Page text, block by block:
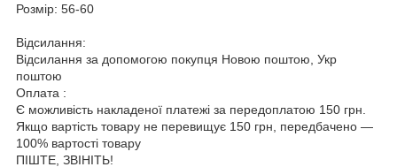
Розмір: 56-60
Відсилання:
Відсилання за допомогою покупця Новою поштою, Укр
поштою
Оплата :
Є можливість накладеної платежі за передоплатою 150 грн.
Якщо вартість товару не перевищує 150 грн, передбачено —
100% вартості товару
ПІШТЕ, ЗВІНІТЬ!